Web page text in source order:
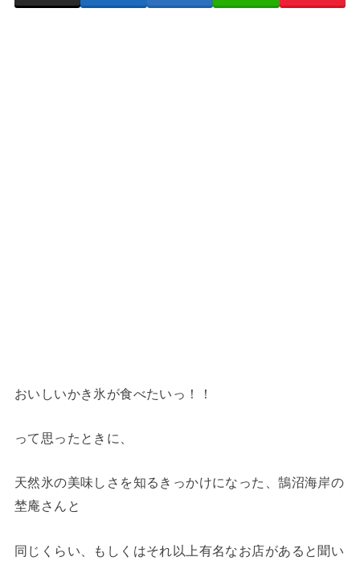
おいしいかき氷が食べたいっ！！
って思ったときに、
天然氷の美味しさを知るきっかけになった、鵠沼海岸の
埜庵さんと
同じくらい、もしくはそれ以上有名なお店があると聞い